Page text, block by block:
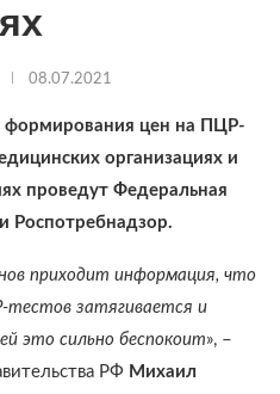
08.07.2021
формирования цен на ПЦР-
организациях и
проведут Федеральная
Роспотребнадзор.
приходит информация, что
тестов затягивается и
это сильно беспокоит», –
РФ Михаил